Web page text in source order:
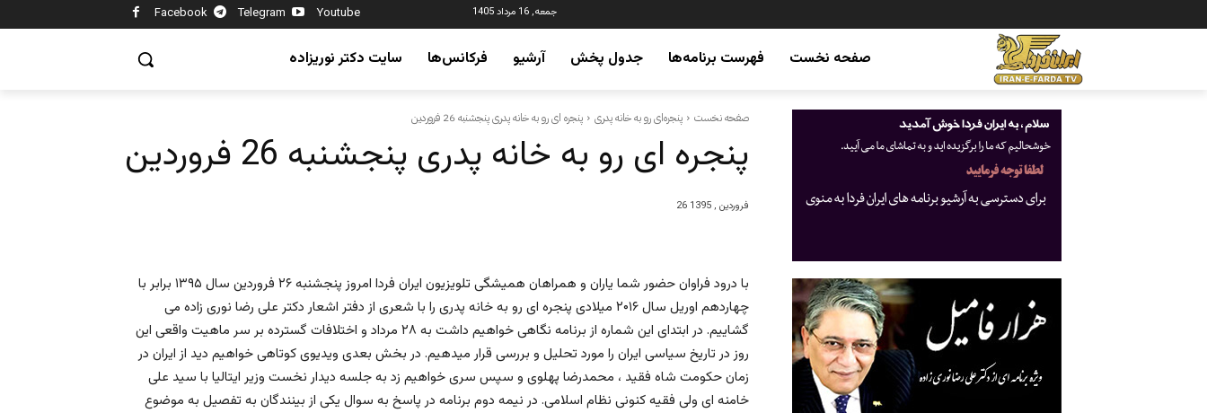
Facebook Telegram Youtube جمعه, 16 مرداد 1405
صفحه نخست فهرست برنامه‌ها جدول پخش آرشیو فرکانس‌ها سایت دکتر نوریزاده
صفحه نخست پنجره‌ای رو به خانه پدری پنجره ای رو به خانه پدری پنجشنبه 26 فروردین
پنجره ای رو به خانه پدری پنجشنبه 26 فروردین
26 فروردین , 1395
با درود فراوان حضور شما یاران و همراهان همیشگی تلویزیون ایران فردا امروز پنجشنبه ۲۶ فروردین سال ۱۳۹۵ برابر با
چهاردهم اوریل سال ۲۰۱۶ میلادی پنجره ای رو به خانه پدری را با شعری از دفتر اشعار دکتر علی رضا نوری زاده می
گشاییم. در ابتدای این شماره از برنامه نگاهی خواهیم داشت به ۲۸ مرداد و اختلافات گسترده بر سر ماهیت واقعی این
روز در تاریخ سیاسی ایران را مورد تحلیل و بررسی قرار میدهیم. در بخش بعدی ویدیوی کوتاهی خواهیم دید از ایران در
زمان حکومت شاه فقید ، محمدرضا پهلوی و سپس سری خواهیم زد به جلسه دیدار نخست وزیر ایتالیا با سید علی
خامنه ای ولی فقیه کنونی نظام اسلامی. در نیمه دوم برنامه در پاسخ به سوال یکی از بینندگان به تفصیل به موضوع